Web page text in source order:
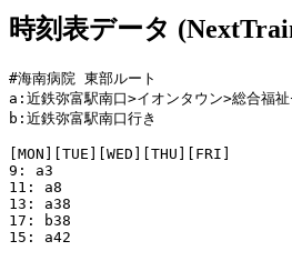
時刻表データ
#海南病院 東部ルート
a:近鉄弥富駅南口>イオンタウン>総合福祉
b:近鉄弥富駅南口行き
[MON][TUE][WED][THU][FRI]
9: a3
11: a8
13: a38
17: b38
15: a42